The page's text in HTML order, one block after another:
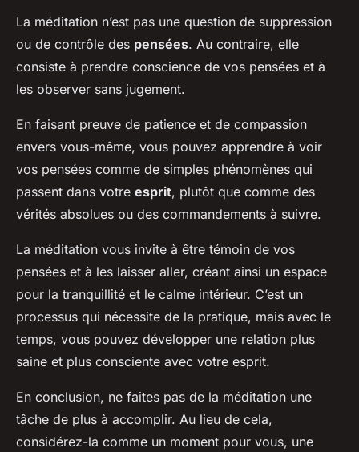
La méditation n’est pas une question de suppression
ou de contrôle des pensées. Au contraire, elle
consiste à prendre conscience de vos pensées et à
les observer sans jugement.
En faisant preuve de patience et de compassion
envers vous-même, vous pouvez apprendre à voir
vos pensées comme de simples phénomènes qui
passent dans votre esprit, plutôt que comme des
vérités absolues ou des commandements à suivre.
La méditation vous invite à être témoin de vos
pensées et à les laisser aller, créant ainsi un espace
pour la tranquillité et le calme intérieur. C’est un
processus qui nécessite de la pratique, mais avec le
temps, vous pouvez développer une relation plus
saine et plus consciente avec votre esprit.
En conclusion, ne faites pas de la méditation une
tâche de plus à accomplir. Au lieu de cela,
considérez-la comme un moment pour vous, une